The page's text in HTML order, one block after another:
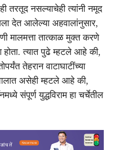
तरतूद नसल्याचेही त्यांनी नमूद
देत आलेल्या अहवालांनुसार,
मालमत्ता तात्काळ मुक्त करणे
होता. त्यात पुढे म्हटले आहे की,
तेहरान वाटाघाटींच्या
असेही म्हटले आहे की,
संपूर्ण युद्धविराम हा चर्चेतील